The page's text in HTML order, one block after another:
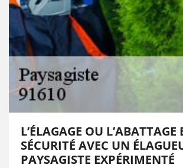
L’ÉLAGAGE OU L’ABATTAGE
SÉCURITÉ AVEC UN
PAYSAGISTE EXPÉRIMENTÉ